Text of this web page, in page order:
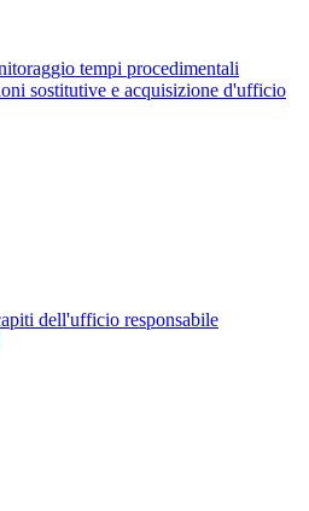
tempi procedimentali
sostitutive e acquisizione d'ufficio
dell'ufficio responsabile